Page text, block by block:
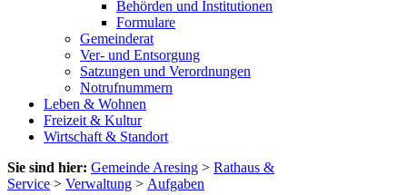
Behörden und Institutionen
Formulare
Gemeinderat
Ver- und Entsorgung
Satzungen und Verordnungen
Notrufnummern
Leben & Wohnen
Freizeit & Kultur
Wirtschaft & Standort
Sie sind hier: Gemeinde Aresing > Rathaus &
Service > Verwaltung > Aufgaben